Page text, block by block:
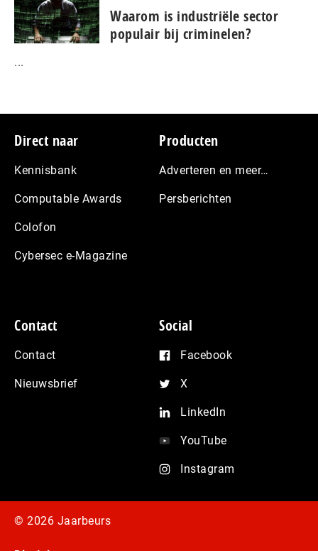
Waarom is industriële sector
populair bij criminelen?
...
Footer
Direct naar
Kennisbank
Computable Awards
Colofon
Cybersec e-Magazine
Producten
Adverteren en meer…
Persberichten
Contact
Contact
Nieuwsbrief
Social
Facebook
X
LinkedIn
YouTube
Instagram
© 2026 Jaarbeurs